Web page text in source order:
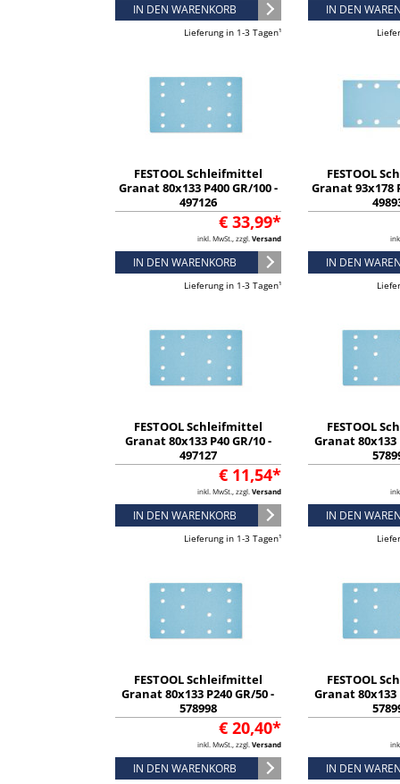
IN DEN WARENKORB
Lieferung in 1-3 Tagen¹
IN DEN
FESTOOL Schleifmittel
Granat 80x133 P400 GR/100 -
497126
€ 33,99*
inkl. MwSt., zzgl. Versand
IN DEN WARENKORB
Lieferung in 1-3 Tagen¹
FESTOOL
Granat 93x178
IN DEN
FESTOOL Schleifmittel
Granat 80x133 P40 GR/10 -
497127
€ 11,54*
inkl. MwSt., zzgl. Versand
IN DEN WARENKORB
Lieferung in 1-3 Tagen¹
FESTOOL
Granat 80x133
IN DEN
FESTOOL Schleifmittel
Granat 80x133 P240 GR/50 -
578998
€ 20,40*
inkl. MwSt., zzgl. Versand
IN DEN WARENKORB
FESTOOL
Granat 80x133
IN DEN